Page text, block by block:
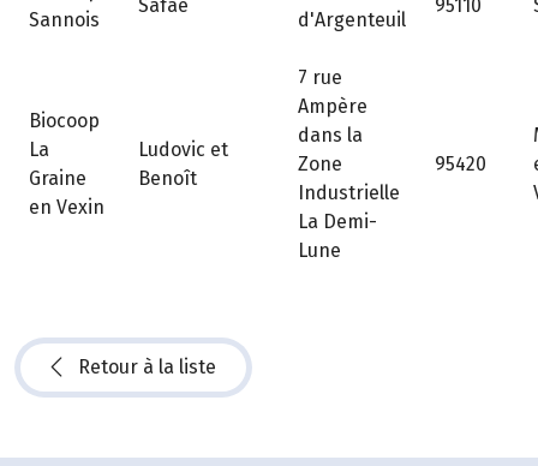
Sannois
Safae
d'Argenteuil
95110
Biocoop
La
Graine
en Vexin
Ludovic et
Benoît
7 rue
Ampère
dans la
Zone
Industrielle
La Demi-
Lune
95420
Retour à la liste